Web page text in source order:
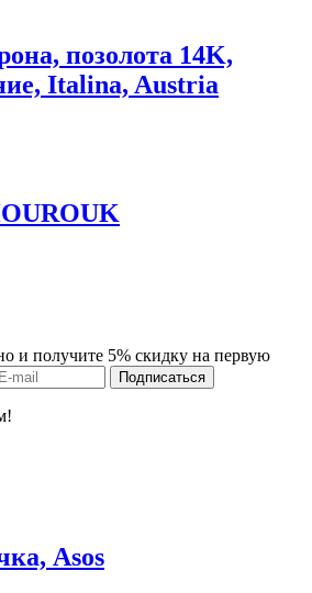
позолота 14K,
Italina, Austria
и получите 5% скидку на первую
Asos